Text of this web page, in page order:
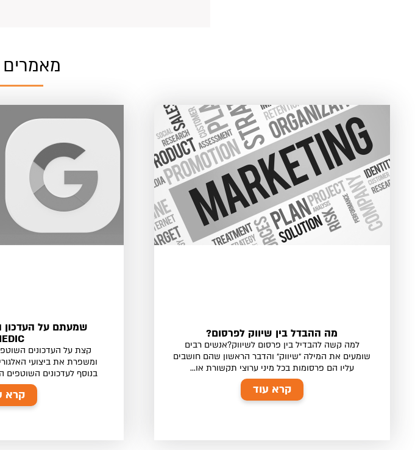
מאמרים
מה ההבדל בין שיווק לפרסום?
למה קשה להבדיל בין פרסום לשיווק?אנשים רבים
שומעים את המילה ״שיווק״ והדבר הראשון שהם חושבים
עליו הם פרסומות בכל מיני ערוצי תקשורת או...
קרא עוד
שמעתם על העדכון
קצת על העדכונים
ומשפרת את ביצועי
בנוסף לעדכונים
קרא